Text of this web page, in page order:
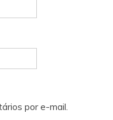
por e-mail.